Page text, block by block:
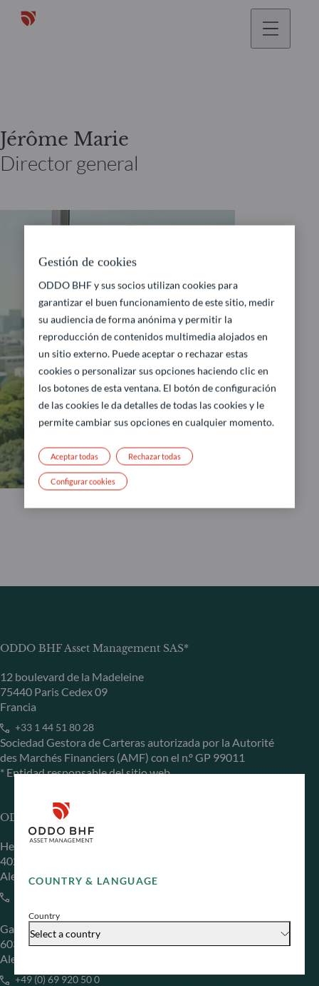
COUNTRY & LANGUAGE
Country
Select a country
Jérôme Marie
Director general
ODDO BHF Asset Management SAS*
12 boulevard de la Madeleine
75440 Paris Cedex 09
Francia
+33 1 44 51 80 28
Sociedad Gestora de Carteras autorizada por la Autorité
des Marchés Financiers (AMF) con el n.º GP 99011
* Entidad responsable del sitio web
ODDO BHF Asset Management GmbH
Herzogstraße 15
40217 Düsseldorf
Alemania
Gallusanlage 8
60329 Frankfurt am Main
Alemania
+49 (0) 69 920 50 0
Gestión de cookies
ODDO BHF y sus socios utilizan cookies para
garantizar el buen funcionamiento de este sitio, medir
su audiencia de forma anónima y permitir la
reproducción de contenidos multimedia alojados en
un sitio externo. Puede aceptar o rechazar estas
cookies o personalizar sus opciones haciendo clic en
los botones de esta ventana. El botón de configuración
de las cookies le da detalles de todas las cookies y le
permite cambiar sus opciones en cualquier momento.
Rechazar todas
Aceptar todas
Configurar cookies